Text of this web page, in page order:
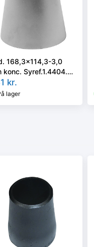
168,3x114,3-3,0
konc. Syref.1.4404.
5251/EN10253-3 el.
valg
kr.
lager